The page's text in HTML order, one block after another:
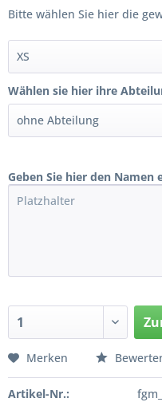
Bitte wählen Sie hier die
Wählen sie hier ihre
Geben Sie hier den Namen
Merken
Artikel-Nr.: